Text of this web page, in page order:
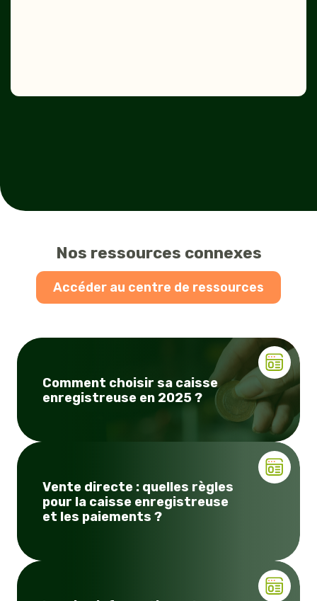
Nos ressources connexes
Accéder au centre de ressources
Comment choisir sa caisse
enregistreuse en 2025 ?
Vente directe : quelles règles
pour la caisse enregistreuse
et les paiements ?